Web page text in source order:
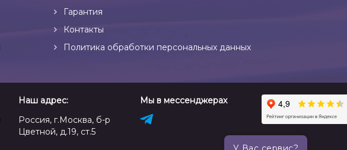
Гарантия
Контакты
Политика обработки персональных данных
Наш адрес:
Россия, г.Москва, б-р
Цветной, д.19, ст.5
Мы в мессенджерах